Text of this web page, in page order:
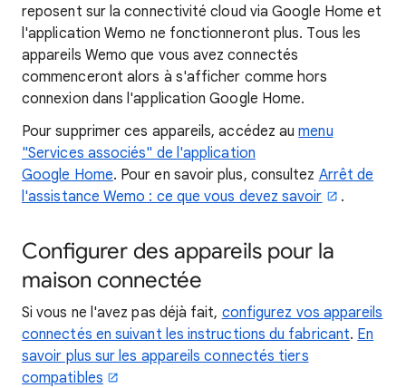
reposent sur la connectivité cloud via Google Home et
l'application Wemo ne fonctionneront plus. Tous les
appareils Wemo que vous avez connectés
commenceront alors à s'afficher comme hors
connexion dans l'application Google Home.
Pour supprimer ces appareils, accédez aumenu
"Services associés" de l'application
Google Home. Pour en savoir plus, consultez Arrêt de
l'assistance Wemo : ce que vous devez savoir
.
Configurer des appareils pour la
maison connectée
Si vous ne l'avez pas déjà fait, configurez vos appareils
connectés en suivant les instructions du fabricant. En
savoir plus sur les appareils connectés tiers
compatibles